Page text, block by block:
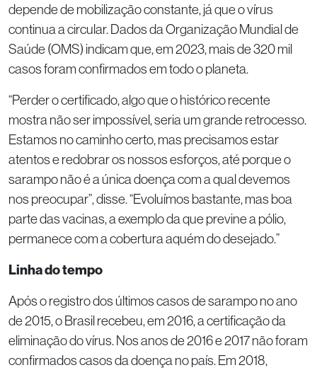
depende de mobilização constante, já que o vírus
continua a circular. Dados da Organização Mundial de
Saúde (OMS) indicam que, em 2023, mais de 320 mil
casos foram confirmados em todo o planeta.
“Perder o certificado, algo que o histórico recente
mostra não ser impossível, seria um grande retrocesso.
Estamos no caminho certo, mas precisamos estar
atentos e redobrar os nossos esforços, até porque o
sarampo não é a única doença com a qual devemos
nos preocupar”, disse. “Evoluímos bastante, mas boa
parte das vacinas, a exemplo da que previne a pólio,
permanece com a cobertura aquém do desejado.”
Linha do tempo
Após o registro dos últimos casos de sarampo no ano
de 2015, o Brasil recebeu, em 2016, a certificação da
eliminação do vírus. Nos anos de 2016 e 2017 não foram
confirmados casos da doença no país. Em 2018,